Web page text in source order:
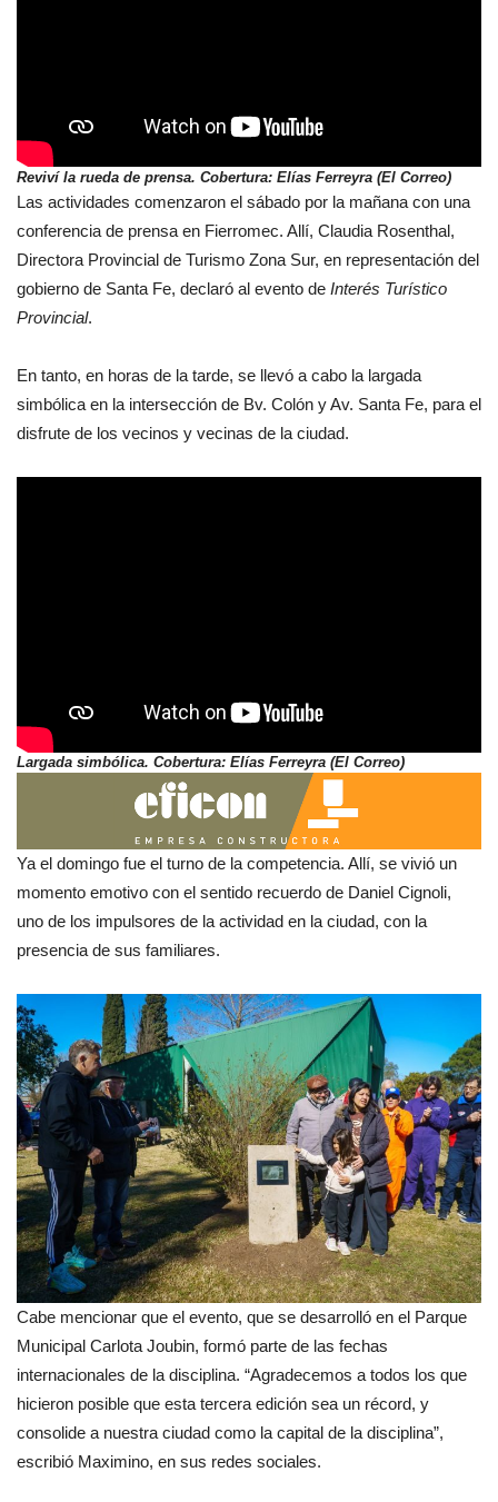
Reviví la rueda de prensa. Cobertura: Elías Ferreyra (El Correo)
Las actividades comenzaron el sábado por la mañana con una
conferencia de prensa en Fierromec. Allí, Claudia Rosenthal,
Directora Provincial de Turismo Zona Sur, en representación del
gobierno de Santa Fe, declaró al evento de Interés Turístico
Provincial.
En tanto, en horas de la tarde, se llevó a cabo la largada
simbólica en la intersección de Bv. Colón y Av. Santa Fe, para el
disfrute de los vecinos y vecinas de la ciudad.
Largada simbólica. Cobertura: Elías Ferreyra (El Correo)
Ya el domingo fue el turno de la competencia. Allí, se vivió un
momento emotivo con el sentido recuerdo de Daniel Cignoli,
uno de los impulsores de la actividad en la ciudad, con la
presencia de sus familiares.
Cabe mencionar que el evento, que se desarrolló en el Parque
Municipal Carlota Joubin, formó parte de las fechas
internacionales de la disciplina. “Agradecemos a todos los que
hicieron posible que esta tercera edición sea un récord, y
consolide a nuestra ciudad como la capital de la disciplina”,
escribió Maximino, en sus redes sociales.